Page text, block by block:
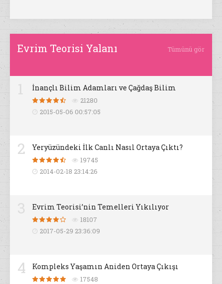
Evrim Teorisi Yalanı Tümünü gör
İnançlı Bilim Adamları ve Çağdaş Bilim
21280
2015-05-06 00:57:05
2 Yeryüzündeki İlk Canlı Nasıl Ortaya Çıktı?
19745
2014-02-18 23:14:26
Evrim Teorisi’nin Temelleri Yıkılıyor
18107
2017-05-29 23:36:09
4 Kompleks Yaşamın Aniden Ortaya Çıkışı
17548